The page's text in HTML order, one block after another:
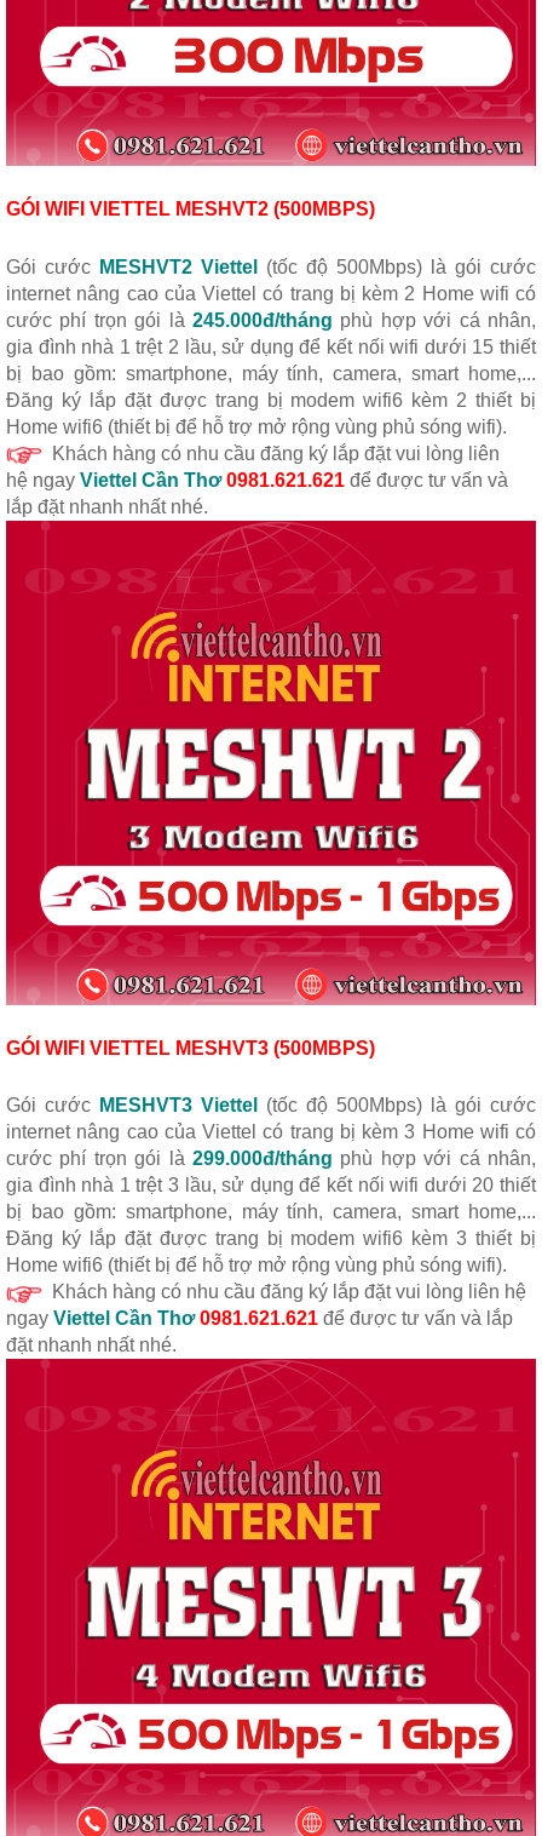
GÓI WIFI VIETTEL MESHVT2 (500MBPS)
Gói cước MESHVT2 Viettel
(tốc độ 500Mbps) là gói cước
internet nâng cao của Viettel có trang bị kèm 2 Home wifi có
cước phí trọn gói là 245.000đ/tháng phù hợp với cá nhân,
gia đình nhà 1 trệt 2 lầu, sử dụng để kết nối wifi dưới 15 thiết
bị bao gồm: smartphone, máy tính, camera, smart home,...
Đăng ký lắp đặt được trang bị modem wifi6 kèm 2 thiết bị
Home wifi6 (thiết bị để hỗ trợ mở rộng vùng phủ sóng wifi).
Khách hàng có nhu cầu đăng ký lắp đặt vui lòng liên
hệ ngay Viettel Cần Thơ 0981.621.621 để được tư vấn và
lắp đặt nhanh nhất nhé.
GÓI WIFI VIETTEL MESHVT3 (500MBPS)
Gói cước MESHVT3 Viettel
(tốc độ 500Mbps) là gói cước
internet nâng cao của Viettel có trang bị kèm 3 Home wifi có
cước phí trọn gói là 299.000đ/tháng phù hợp với cá nhân,
gia đình nhà 1 trệt 3 lầu, sử dụng để kết nối wifi dưới 20 thiết
bị bao gồm: smartphone, máy tính, camera, smart home,...
Đăng ký lắp đặt được trang bị modem wifi6 kèm 3 thiết bị
Home wifi6 (thiết bị để hỗ trợ mở rộng vùng phủ sóng wifi).
Khách hàng có nhu cầu đăng ký lắp đặt vui lòng liên hệ
ngay Viettel Cần Thơ 0981.621.621 để được tư vấn và lắp
đặt nhanh nhất nhé.